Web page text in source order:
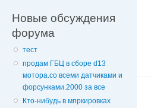
Новые обсуждения
форума
тест
продам ГБЦ в сборе d13
мотора.со всеми датчиками и
форсунками.2000 за все
Кто-нибудь в мпркировках